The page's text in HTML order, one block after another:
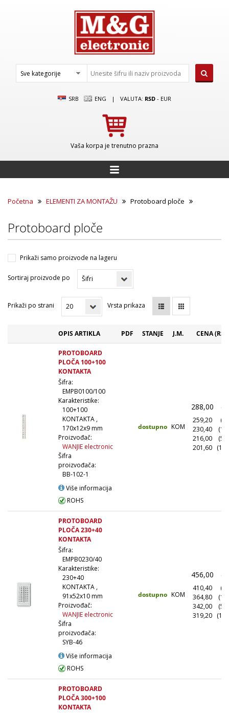
SRB ENG | VALUTA: RSD - EUR
Vaša korpa je trenutno prazna
Početna ELEMENTI ZA MONTAŽU Protoboard ploče
Protoboard ploče
Prikaži samo proizvode na lageru
Sortiraj proizvode po
Prikaži po strani Vrsta prikaza
OPIS ARTIKLA PDF STANJE J.M. CENA
PROTOBOARD
PLOČA 100+100
KONTAKTA
Šifra:
EMPB0100/100
Karakteristike:
100+100
KONTAKTA ,
170x12x9 mm
Proizvođač:
WANJIE electronic
Šifra
proizvođača:
BB-102-1
Više informacija
ROHS
dostupno KOM
288,00
259,20
230,40
216,00
201,60
PROTOBOARD
PLOČA 230+40
KONTAKTA
Šifra:
EMPB0230/40
Karakteristike:
230+40
KONTAKTA ,
91x52x10 mm
Proizvođač:
WANJIE electronic
Šifra
proizvođača:
SYB-46
Više informacija
ROHS
dostupno KOM
456,00
410,40
364,80
342,00
319,20
PROTOBOARD
PLOČA 300+100
KONTAKTA